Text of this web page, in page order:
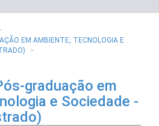
EM AMBIENTE, TECNOLOGIA E
graduação em
e Sociedade -